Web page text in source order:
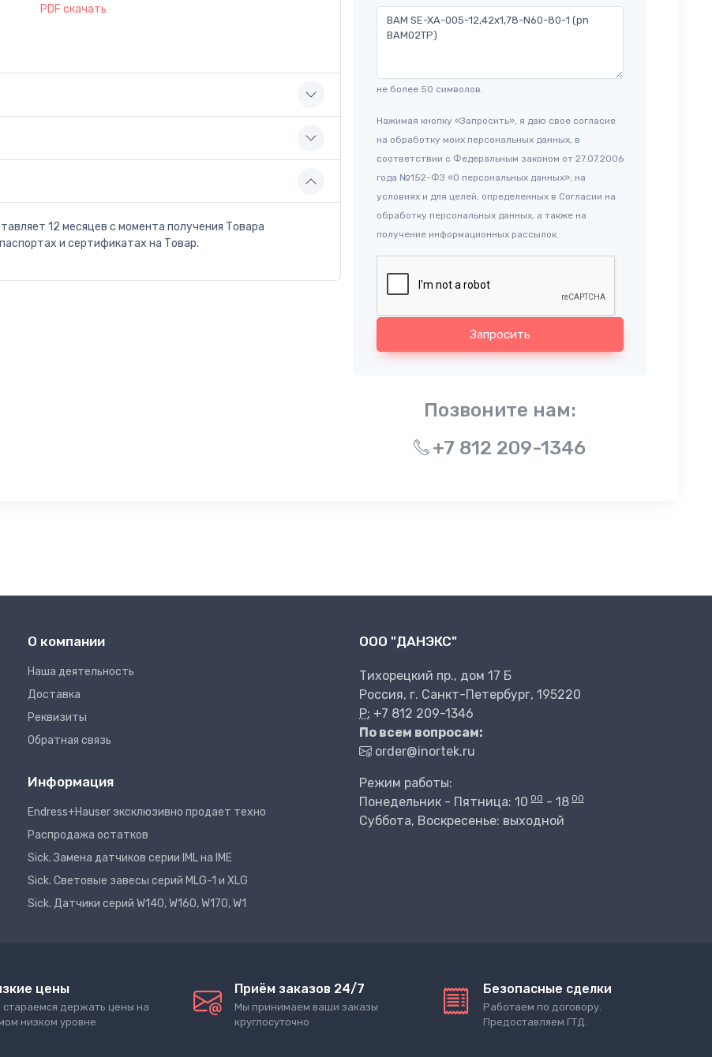
PDF скачать
12 месяцев с момента получения Товара
и сертификатах на Товар.
не более 50 символов.
Нажимая кнопку «Запросить», я даю свое согласие
на обработку моих персональных данных, в
соответствии с Федеральным законом от 27.07.2006
года №152-ФЗ «О персональных данных», на
условиях и для целей, определенных в Согласии на
обработку персональных данных, а также на
получение информационных рассылок.
Запросить
Позвоните нам:
+7 812 209-1346
О компании
Наша деятельность
Доставка
Реквизиты
Обратная связь
Информация
Endress+Hauser эксклюзивно продает техно
Распродажа остатков
Sick. Замена датчиков серии IML на IME
Sick. Световые завесы серий MLG-1 и XLG
Sick. Датчики серий W140, W160, W170, W1
ООО "ДАНЭКС"
Тихорецкий пр., дом 17 Б
Россия, г. Санкт-Петербург, 195220
P: +7 812 209-1346
По всем вопросам:
order@inortek.ru
Режим работы:
Понедельник - Пятница: 10 00 - 18 00
Суббота, Воскресенье: выходной
цены
стараемся держать цены на
низком уровне
Приём заказов 24/7
Мы принимаем ваши заказы
круглосуточно
Безопасные сделки
Работаем по договору.
Предоставляем ГТД.